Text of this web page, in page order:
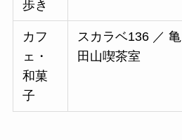
歩き
カフ
ェ・
和菓
子
スカラベ136 ／ 亀
田山喫茶室